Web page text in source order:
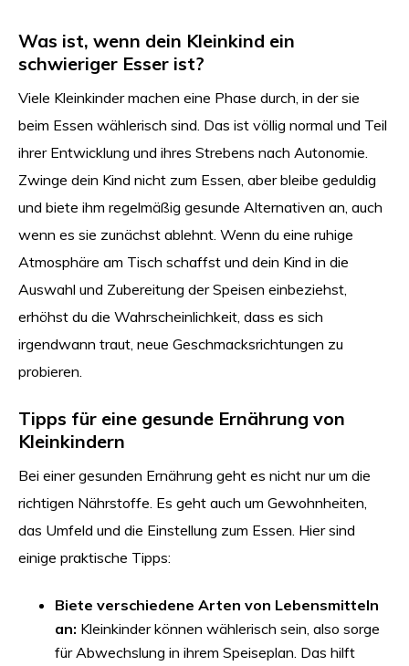
Was ist, wenn dein Kleinkind ein
schwieriger Esser ist?
Viele Kleinkinder machen eine Phase durch, in der sie
beim Essen wählerisch sind. Das ist völlig normal und Teil
ihrer Entwicklung und ihres Strebens nach Autonomie.
Zwinge dein Kind nicht zum Essen, aber bleibe geduldig
und biete ihm regelmäßig gesunde Alternativen an, auch
wenn es sie zunächst ablehnt. Wenn du eine ruhige
Atmosphäre am Tisch schaffst und dein Kind in die
Auswahl und Zubereitung der Speisen einbeziehst,
erhöhst du die Wahrscheinlichkeit, dass es sich
irgendwann traut, neue Geschmacksrichtungen zu
probieren.
Tipps für eine gesunde Ernährung von
Kleinkindern
Bei einer gesunden Ernährung geht es nicht nur um die
richtigen Nährstoffe. Es geht auch um Gewohnheiten,
das Umfeld und die Einstellung zum Essen. Hier sind
einige praktische Tipps:
Biete verschiedene Arten von Lebensmitteln
an: Kleinkinder können wählerisch sein, also sorge
für Abwechslung in ihrem Speiseplan. Das hilft